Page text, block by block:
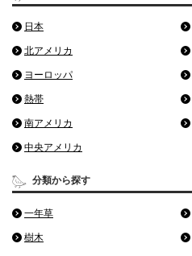
日本
北アメリカ
ヨーロッパ
熱帯
南アメリカ
中央アメリカ
分類から探す
一年草
樹木